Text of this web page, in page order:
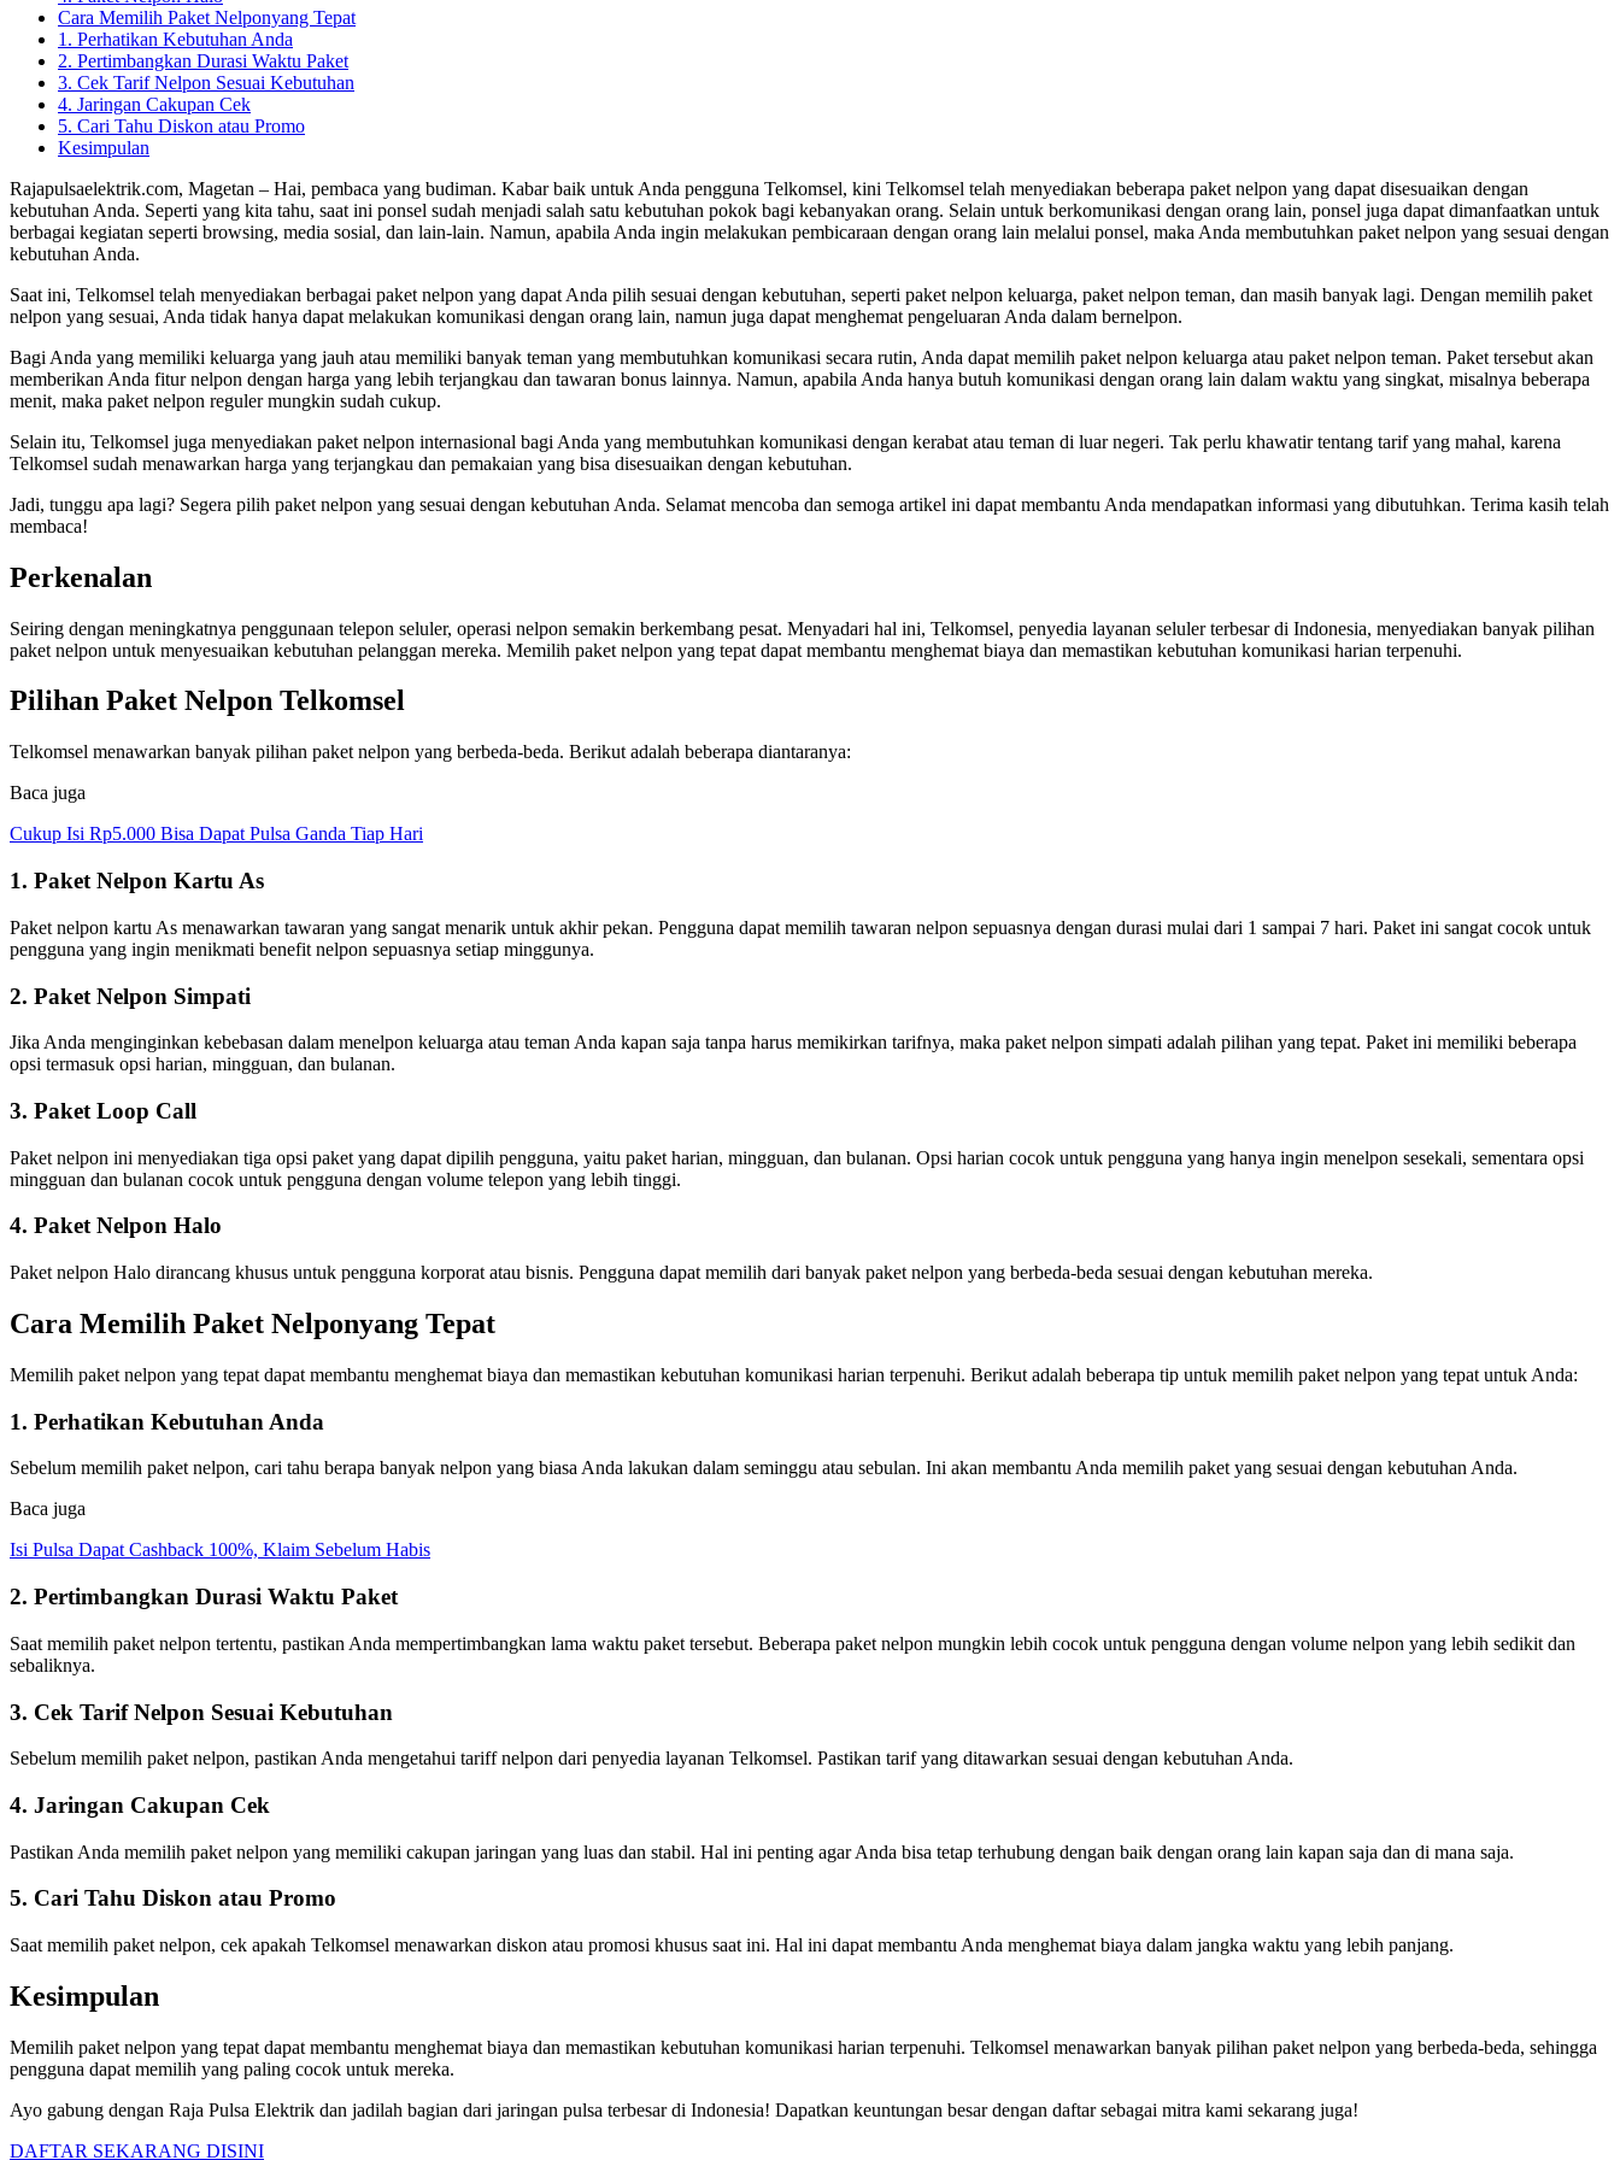
Cara Memilih Paket Nelponyang Tepat
1. Perhatikan Kebutuhan Anda
2. Pertimbangkan Durasi Waktu Paket
3. Cek Tarif Nelpon Sesuai Kebutuhan
4. Jaringan Cakupan Cek
5. Cari Tahu Diskon atau Promo
Kesimpulan
Rajapulsaelektrik.com, Magetan – Hai, pembaca yang budiman. Kabar baik untuk Anda pengguna Telkomsel, kini Telkomsel telah menyediakan beberapa paket nelpon yang dapat disesuaikan dengan
kebutuhan Anda. Seperti yang kita tahu, saat ini ponsel sudah menjadi salah satu kebutuhan pokok bagi kebanyakan orang. Selain untuk berkomunikasi dengan orang lain, ponsel juga dapat dimanfaatkan untuk
berbagai kegiatan seperti browsing, media sosial, dan lain-lain. Namun, apabila Anda ingin melakukan pembicaraan dengan orang lain melalui ponsel, maka Anda membutuhkan paket nelpon yang sesuai dengan
kebutuhan Anda.
Saat ini, Telkomsel telah menyediakan berbagai paket nelpon yang dapat Anda pilih sesuai dengan kebutuhan, seperti paket nelpon keluarga, paket nelpon teman, dan masih banyak lagi. Dengan memilih paket
nelpon yang sesuai, Anda tidak hanya dapat melakukan komunikasi dengan orang lain, namun juga dapat menghemat pengeluaran Anda dalam bernelpon.
Bagi Anda yang memiliki keluarga yang jauh atau memiliki banyak teman yang membutuhkan komunikasi secara rutin, Anda dapat memilih paket nelpon keluarga atau paket nelpon teman. Paket tersebut akan
memberikan Anda fitur nelpon dengan harga yang lebih terjangkau dan tawaran bonus lainnya. Namun, apabila Anda hanya butuh komunikasi dengan orang lain dalam waktu yang singkat, misalnya beberapa
menit, maka paket nelpon reguler mungkin sudah cukup.
Selain itu, Telkomsel juga menyediakan paket nelpon internasional bagi Anda yang membutuhkan komunikasi dengan kerabat atau teman di luar negeri. Tak perlu khawatir tentang tarif yang mahal, karena
Telkomsel sudah menawarkan harga yang terjangkau dan pemakaian yang bisa disesuaikan dengan kebutuhan.
Jadi, tunggu apa lagi? Segera pilih paket nelpon yang sesuai dengan kebutuhan Anda. Selamat mencoba dan semoga artikel ini dapat membantu Anda mendapatkan informasi yang dibutuhkan. Terima kasih telah
membaca!
Perkenalan
Seiring dengan meningkatnya penggunaan telepon seluler, operasi nelpon semakin berkembang pesat. Menyadari hal ini, Telkomsel, penyedia layanan seluler terbesar di Indonesia, menyediakan banyak pilihan
paket nelpon untuk menyesuaikan kebutuhan pelanggan mereka. Memilih paket nelpon yang tepat dapat membantu menghemat biaya dan memastikan kebutuhan komunikasi harian terpenuhi.
Pilihan Paket Nelpon Telkomsel
Telkomsel menawarkan banyak pilihan paket nelpon yang berbeda-beda. Berikut adalah beberapa diantaranya:
Baca juga
Cukup Isi Rp5.000 Bisa Dapat Pulsa Ganda Tiap Hari
1. Paket Nelpon Kartu As
Paket nelpon kartu As menawarkan tawaran yang sangat menarik untuk akhir pekan. Pengguna dapat memilih tawaran nelpon sepuasnya dengan durasi mulai dari 1 sampai 7 hari. Paket ini sangat cocok untuk
pengguna yang ingin menikmati benefit nelpon sepuasnya setiap minggunya.
2. Paket Nelpon Simpati
Jika Anda menginginkan kebebasan dalam menelpon keluarga atau teman Anda kapan saja tanpa harus memikirkan tarifnya, maka paket nelpon simpati adalah pilihan yang tepat. Paket ini memiliki beberapa
opsi termasuk opsi harian, mingguan, dan bulanan.
3. Paket Loop Call
Paket nelpon ini menyediakan tiga opsi paket yang dapat dipilih pengguna, yaitu paket harian, mingguan, dan bulanan. Opsi harian cocok untuk pengguna yang hanya ingin menelpon sesekali, sementara opsi
mingguan dan bulanan cocok untuk pengguna dengan volume telepon yang lebih tinggi.
4. Paket Nelpon Halo
Paket nelpon Halo dirancang khusus untuk pengguna korporat atau bisnis. Pengguna dapat memilih dari banyak paket nelpon yang berbeda-beda sesuai dengan kebutuhan mereka.
Cara Memilih Paket Nelponyang Tepat
Memilih paket nelpon yang tepat dapat membantu menghemat biaya dan memastikan kebutuhan komunikasi harian terpenuhi. Berikut adalah beberapa tip untuk memilih paket nelpon yang tepat untuk Anda:
1. Perhatikan Kebutuhan Anda
Sebelum memilih paket nelpon, cari tahu berapa banyak nelpon yang biasa Anda lakukan dalam seminggu atau sebulan. Ini akan membantu Anda memilih paket yang sesuai dengan kebutuhan Anda.
Baca juga
Isi Pulsa Dapat Cashback 100%, Klaim Sebelum Habis
2. Pertimbangkan Durasi Waktu Paket
Saat memilih paket nelpon tertentu, pastikan Anda mempertimbangkan lama waktu paket tersebut. Beberapa paket nelpon mungkin lebih cocok untuk pengguna dengan volume nelpon yang lebih sedikit dan
sebaliknya.
3. Cek Tarif Nelpon Sesuai Kebutuhan
Sebelum memilih paket nelpon, pastikan Anda mengetahui tariff nelpon dari penyedia layanan Telkomsel. Pastikan tarif yang ditawarkan sesuai dengan kebutuhan Anda.
4. Jaringan Cakupan Cek
Pastikan Anda memilih paket nelpon yang memiliki cakupan jaringan yang luas dan stabil. Hal ini penting agar Anda bisa tetap terhubung dengan baik dengan orang lain kapan saja dan di mana saja.
5. Cari Tahu Diskon atau Promo
Saat memilih paket nelpon, cek apakah Telkomsel menawarkan diskon atau promosi khusus saat ini. Hal ini dapat membantu Anda menghemat biaya dalam jangka waktu yang lebih panjang.
Kesimpulan
Memilih paket nelpon yang tepat dapat membantu menghemat biaya dan memastikan kebutuhan komunikasi harian terpenuhi. Telkomsel menawarkan banyak pilihan paket nelpon yang berbeda-beda, sehingga
pengguna dapat memilih yang paling cocok untuk mereka.
Ayo gabung dengan Raja Pulsa Elektrik dan jadilah bagian dari jaringan pulsa terbesar di Indonesia! Dapatkan keuntungan besar dengan daftar sebagai mitra kami sekarang juga!
DAFTAR SEKARANG DISINI